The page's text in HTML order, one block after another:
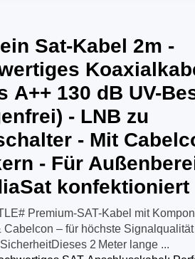
Sat-Kabel 2m -
A++ 130 dB UV-
- LNB zu
- Mit
- Für
konfektioniert
Premium-SAT-Kabel mit
Cabelcon – für höchste Signalqualität
2 Meter lange ...